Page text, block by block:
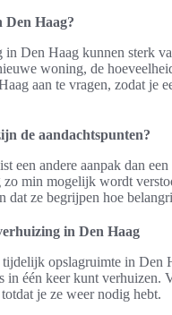
Den Haag?
Den Haag kunnen sterk
woning, de
aan te vragen, zodat je
de aandachtspunten?
een andere aanpak dan
min mogelijk wordt
ze begrijpen hoe
in Den Haag
opslagruimte in
één keer kunt verhuizen.
je ze weer nodig hebt.